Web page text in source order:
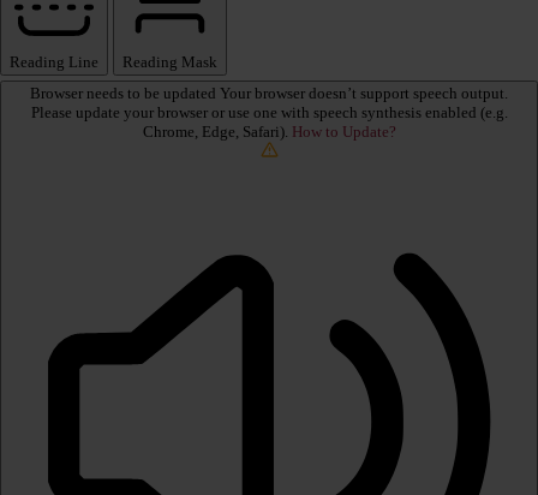
Reading Line
Reading Mask
Browser needs to be updated Your browser doesn’t support speech output.
Please update your browser or use one with speech synthesis enabled (e.g.
Chrome, Edge, Safari). How to Update?